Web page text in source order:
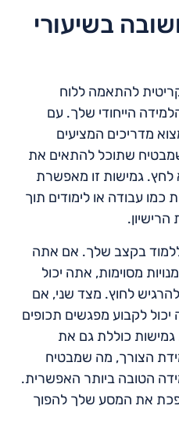
בשיעורי
להתאמה ללוח
הייחודי שלך. עם
מדריכים המציעים
שתוכל להתאים את
לחץ. גמישות זו מאפשרת
כמו עבודה או לימודים תוך
ללמוד בקצב שלך. אם אתה
מסוימות, אתה יכול
להרגיש לחוץ. מצד שני, אם
לקבוע מפגשים תכופים
גמישות כוללת גם את
הצורך, מה שמבטיח
הטובה ביותר האפשרית.
את המסע שלך להפוך